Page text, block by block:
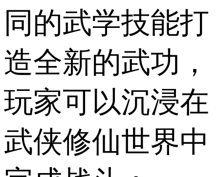
同的武学技能打
造全新的武功，
玩家可以沉浸在
武侠修仙世界中